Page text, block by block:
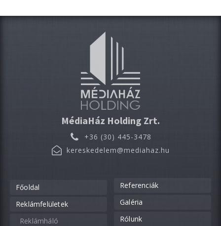
MédiaHáz Holding Zrt.
+36 (30) 445-3478
kereskedelem@mediahaz.hu
Főoldal
Reklámfelületek
Reklámháló
Referenciák
Galéria
Rólunk